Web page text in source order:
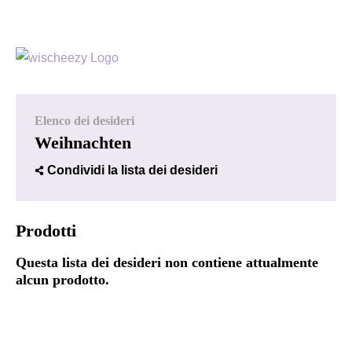
Elenco dei desideri
Weihnachten
Condividi la lista dei desideri
Prodotti
Questa lista dei desideri non contiene attualmente
alcun prodotto.